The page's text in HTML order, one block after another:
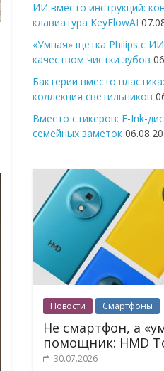
ИИ вместо инструкций:
клавиатура KeyFlowAI
«Умная» щётка Philips с
качеством чистки зубов
Бактерии вместо
коллекция светильников
Вместо стикеров: E-Ink-
семейных заметок
Новости Смартфоны
Не смартфон, а
помощник: HMD
30.07.2026